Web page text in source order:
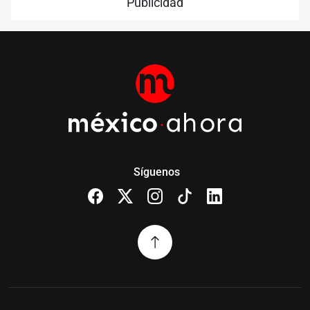
Publicidad
Síguenos